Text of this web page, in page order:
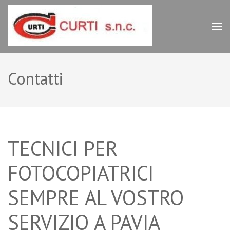
Salta
contenuto
(premi
Curti Pavia
Fotocopiatrici e
Contatti
TECNICI PER
FOTOCOPIATRICI
SEMPRE AL VOSTRO
SERVIZIO A PAVIA